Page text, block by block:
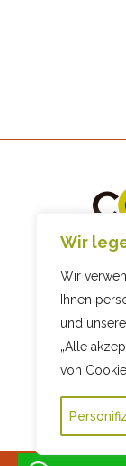
Wir
Wir
Ihnen
und
„Alle
von